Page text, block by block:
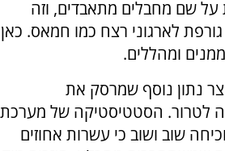
על שם מחבלים מתאבדים, וזה
לארגוני רצח כמו חמאס. כאן
ומהללים.
נתון נוסף שמרסק את
לטרור. הסטטיסטיקה של מערכת
שוב ושוב כי עשרות אחוזים